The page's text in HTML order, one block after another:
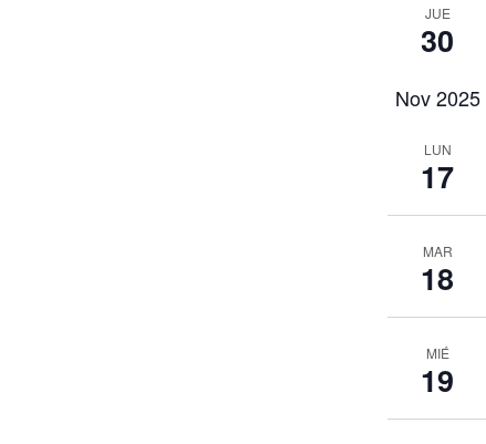
JUE
30
Nov 2025
LUN
17
MAR
18
MIÉ
19